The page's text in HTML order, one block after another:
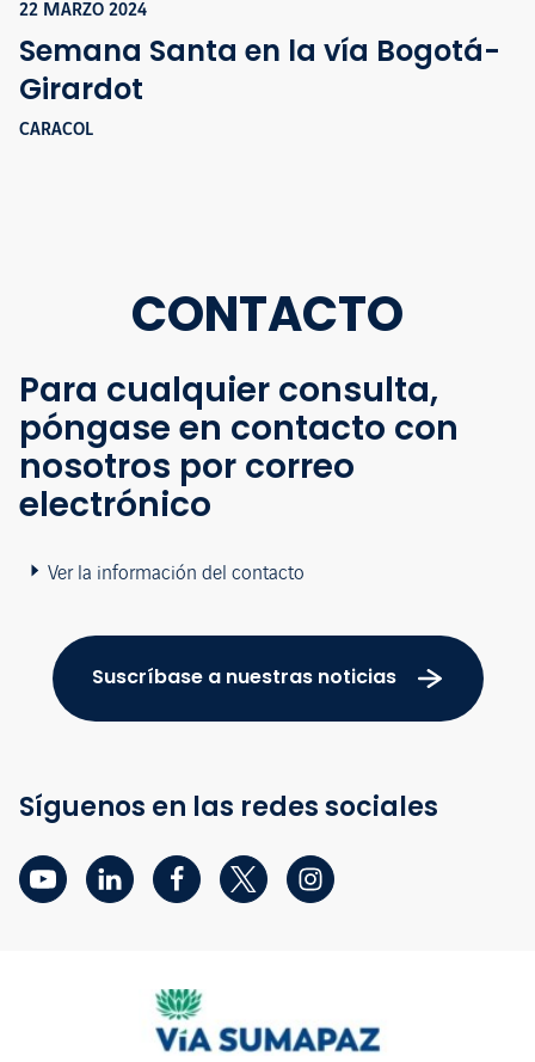
22 MARZO 2024
Semana Santa en la vía Bogotá-
Girardot
CARACOL
CONTACTO
Para cualquier consulta,
póngase en contacto con
nosotros por correo
electrónico
Ver la información del contacto
Suscríbase a nuestras noticias
Síguenos en las redes sociales